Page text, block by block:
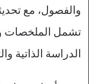
والفصول، مع
تشمل الملخصات
الدراسة الذاتية